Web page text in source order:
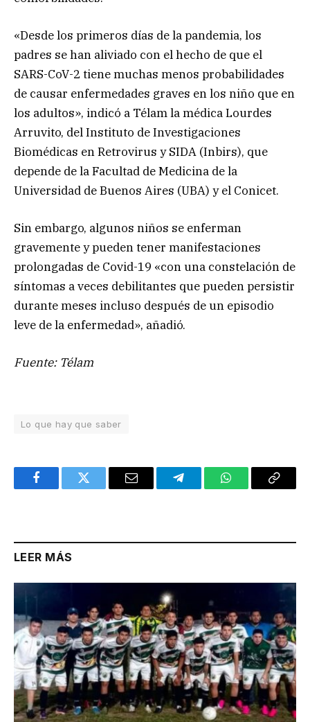
«Desde los primeros días de la pandemia, los
padres se han aliviado con el hecho de que el
SARS-CoV-2 tiene muchas menos probabilidades
de causar enfermedades graves en los niño que en
los adultos», indicó a Télam la médica Lourdes
Arruvito, del Instituto de Investigaciones
Biomédicas en Retrovirus y SIDA (Inbirs), que
depende de la Facultad de Medicina de la
Universidad de Buenos Aires (UBA) y el Conicet.
Sin embargo, algunos niños se enferman
gravemente y pueden tener manifestaciones
prolongadas de Covid-19 «con una constelación de
síntomas a veces debilitantes que pueden persistir
durante meses incluso después de un episodio
leve de la enfermedad», añadió.
Fuente: Télam
Lo que hay que saber
FacebookTwitter Email TelegramWhatsAppCopy
LEER MÁS